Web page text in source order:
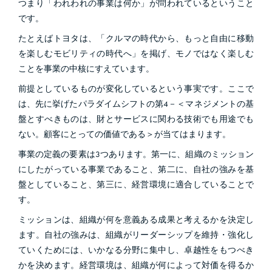
つまり「われわれの事業は何か」が問われているということ
です。
たとえばトヨタは、「クルマの時代から、もっと自由に移動
を楽しむモビリティの時代へ」を掲げ、モノではなく楽しむ
ことを事業の中核にすえています。
前提としているものが変化しているという事実です。ここで
は、先に挙げたパラダイムシフトの第4－＜マネジメントの基
盤とすべきものは、財とサービスに関わる技術でも用途でも
ない。顧客にとっての価値である＞が当てはまります。
事業の定義の要素は3つあります。第一に、組織のミッション
にしたがっている事業であること、第二に、自社の強みを基
盤としていること、第三に、経営環境に適合していることで
す。
ミッションは、組織が何を意義ある成果と考えるかを決定し
ます。自社の強みは、組織がリーダーシップを維持・強化し
ていくためには、いかなる分野に集中し、卓越性をもつべき
かを決めます。経営環境は、組織が何によって対価を得るか